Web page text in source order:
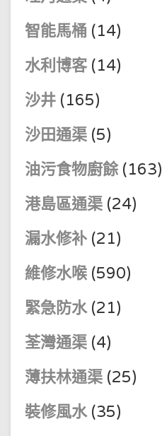
智能馬桶 (14)
水利博客(14)
沙井 (165)
沙田通渠 (5)
油污食物廚餘(163)
港島區通渠 (24)
漏水修补 (21)
維修水喉 (590)
緊急防水(21)
荃灣通渠 (4)
薄扶林通渠 (25)
裝修風水(35)